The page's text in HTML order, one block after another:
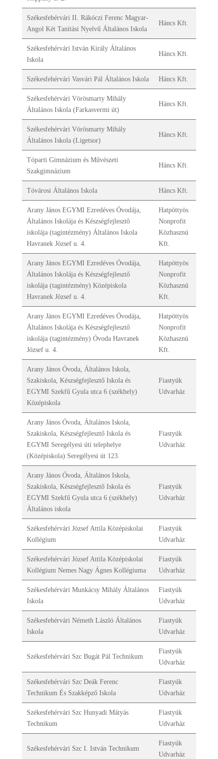
Székesfehérvári II. Rákóczi Ferenc Magyar-
Angol Két Tanítási Nyelvű Általános Iskola
Háncs Kft.
Székesfehérvári István Király Általános
Iskola
Háncs Kft.
Székesfehérvári Vasvári Pál Általános Iskola Háncs Kft.
Székesfehérvári Vörösmarty Mihály
Általános Iskola (Farkasvermi út)
Háncs Kft.
Székesfehérvári Vörösmarty Mihály
Általános Iskola (Ligetsor)
Háncs Kft.
Tóparti Gimnázium és Művészeti
Szakgimnázium
Háncs Kft.
Tóvárosi Általános Iskola Háncs Kft.
Arany János EGYMI Ezredéves Óvodája,
Általános Iskolája és Készségfejlesztő
iskolája (tagintézmény) Általános Iskola
Havranek József u. 4.
Hatpöttyös
Nonprofit
Közhasznú
Kft.
Arany János EGYMI Ezredéves Óvodája,
Általános Iskolája és Készségfejlesztő
iskolája (tagintézmény) Középiskola
Havranek József u. 4.
Hatpöttyös
Nonprofit
Közhasznú
Kft.
Arany János EGYMI Ezredéves Óvodája,
Általános Iskolája és Készségfejlesztő
iskolája (tagintézmény) Óvoda Havranek
József u. 4.
Hatpöttyös
Nonprofit
Közhasznú
Kft.
Arany János Óvoda, Általános Iskola,
Szakiskola, Készségfejlesztő Iskola és
EGYMI Szekfű Gyula utca 6 (székhely)
Középiskola
Fiastyúk
Udvarház
Arany János Óvoda, Általános Iskola,
Szakiskola, Készségfejlesztő Iskola és
EGYMI Seregélyesi úti telephelye
(Középiskola) Seregélyesi út 123.
Fiastyúk
Udvarház
Arany János Óvoda, Általános Iskola,
Szakiskola, Készségfejlesztő Iskola és
EGYMI Szekfű Gyula utca 6 (székhely)
Általános iskola
Fiastyúk
Udvarház
Székesfehérvári József Attila Középiskolai
Kollégium
Fiastyúk
Udvarház
Székesfehérvári József Attila Középiskolai
Kollégium Nemes Nagy Ágnes Kollégiuma
Fiastyúk
Udvarház
Székesfehérvári Munkácsy Mihály Általános
Iskola
Fiastyúk
Udvarház
Székesfehérvári Németh László Általános
Iskola
Fiastyúk
Udvarház
Székesfehérvári Szc Bugát Pál Technikum
Fiastyúk
Udvarház
Székesfehérvári Szc Deák Ferenc
Technikum És Szakképző Iskola
Fiastyúk
Udvarház
Székesfehérvári Szc Hunyadi Mátyás
Technikum
Fiastyúk
Udvarház
Székesfehérvári Szc I. István Technikum
Fiastyúk
Udvarház